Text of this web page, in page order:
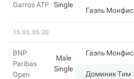
Garros ATP
Single
Гаэль Монфис
15.03, 05:20
BNP
Paribas
Open
Male
Single
Гаэль Монфис
Доминик Тим